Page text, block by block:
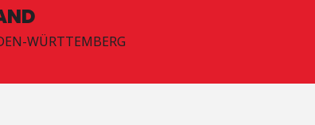
WÜRTTEMBERG